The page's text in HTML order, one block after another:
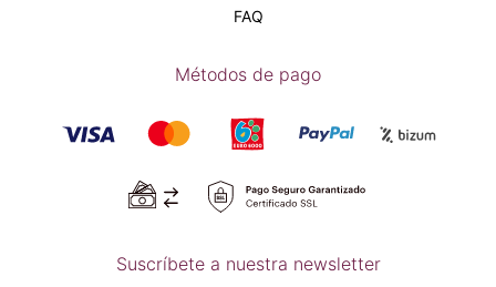
FAQ
Métodos de pago
Suscríbete a nuestra newsletter